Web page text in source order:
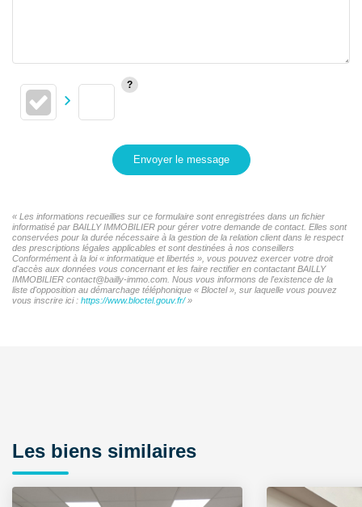
Envoyer le message
« Les informations recueillies sur ce formulaire sont enregistrées dans un fichier
informatisé par BAILLY IMMOBILIER pour gérer votre demande de contact. Elles sont
conservées pour la durée nécessaire à la gestion de la relation client dans le respect
des prescriptions légales applicables et sont destinées à nos conseillers
Conformément à la loi « informatique et libertés », vous pouvez exercer votre droit
d'accès aux données vous concernant et les faire rectifier en contactant BAILLY
IMMOBILIER contact@bailly-immo.com. Nous vous informons de l'existence de la
liste d'opposition au démarchage téléphonique « Bloctel », sur laquelle vous pouvez
vous inscrire ici : https://www.bloctel.gouv.fr/»
Les biens similaires